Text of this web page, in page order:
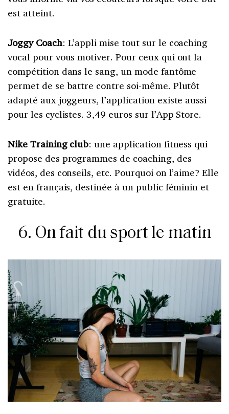
est atteint.
Joggy Coach: L’appli mise tout sur le coaching
vocal pour vous motiver. Pour ceux qui ont la
compétition dans le sang, un mode fantôme
permet de se battre contre soi-même. Plutôt
adapté aux joggeurs, l’application existe aussi
pour les cyclistes. 3,49 euros sur l’App Store.
Nike Training club: une application fitness qui
propose des programmes de coaching, des
vidéos, des conseils, etc. Pourquoi on l’aime? Elle
est en français, destinée à un public féminin et
gratuite.
6. On fait du sport le matin